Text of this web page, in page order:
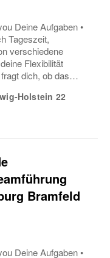
Deine Aufgaben •
Tageszeit,
verschiedene
Flexibilität
dich, ob das
welcher Gürtel gut
Holstein 22
Bramfeld
Deine Aufgaben •